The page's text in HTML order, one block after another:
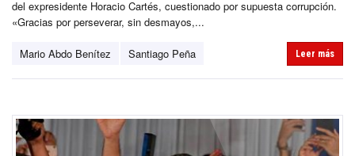
del expresidente Horacio Cartés, cuestionado por supuesta corrupción.
«Gracias por perseverar, sin desmayos,...
Mario Abdo Benítez Santiago Peña Leer más